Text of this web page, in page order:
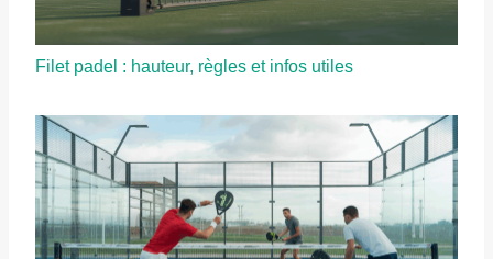
Filet padel : hauteur, règles et infos utiles